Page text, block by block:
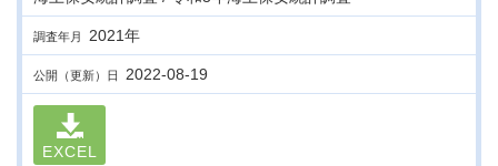
調査年月 2021年
公開（更新）日 2022-08-19
EXCEL